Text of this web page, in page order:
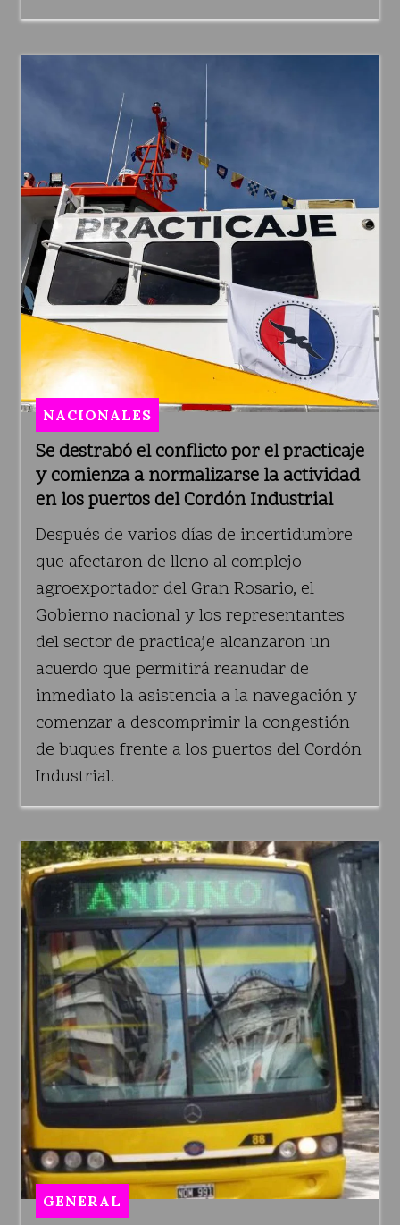
Se destrabó el conflicto por el practicaje
y comienza a normalizarse la actividad
en los puertos del Cordón Industrial
NACIONALES
Después de varios días de incertidumbre
que afectaron de lleno al complejo
agroexportador del Gran Rosario, el
Gobierno nacional y los representantes
del sector de practicaje alcanzaron un
acuerdo que permitirá reanudar de
inmediato la asistencia a la navegación y
comenzar a descomprimir la congestión
de buques frente a los puertos del Cordón
Industrial.
GENERAL